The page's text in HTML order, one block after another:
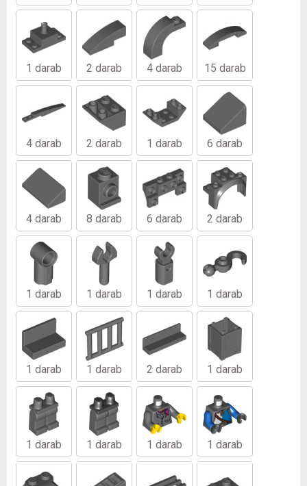
1 darab 2 darab 4 darab 15 darab
4 darab 2 darab 1 darab 6 darab
4 darab 8 darab 6 darab 2 darab
1 darab 1 darab 1 darab 1 darab
1 darab 1 darab 2 darab 1 darab
1 darab 1 darab 1 darab 1 darab